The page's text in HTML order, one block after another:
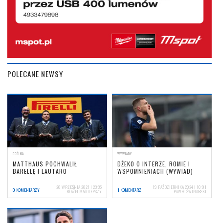
POLECANE NEWSY
OGÓLNA
MATTHAUS POCHWALIŁ
BARELLĘ I LAUTARO
0 KOMENTARZY 20 WRZEŚNIA 2021 | 23:35
BŁAŻEJ MAŁOLEPSZY
WYWIADY
DŽEKO O INTERZE, ROMIE I
WSPOMNIENIACH (WYWIAD)
1 KOMENTARZ 19 PAŹDZIERNIKA 2024 | 10:01
PAWEŁ ŚWINARSKI